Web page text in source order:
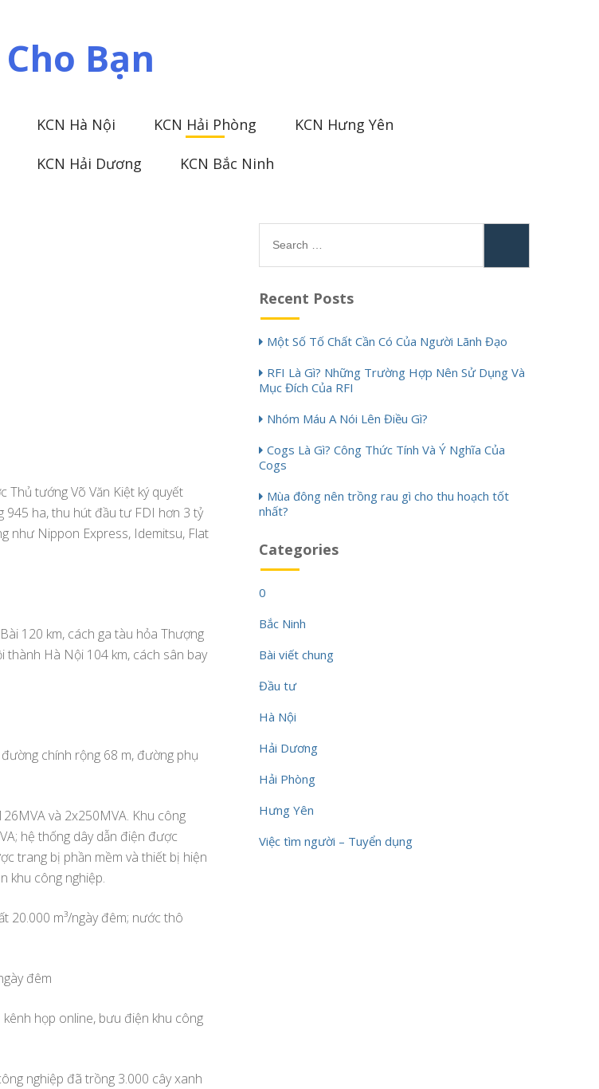
Bạn
KCN Hà Nội KCN Hải Phòng KCN Hưng Yên
KCN Hải Dương KCN Bắc Ninh
Thủ tướng Võ Văn Kiệt ký quyết
945 ha, thu hút đầu tư FDI hơn 3 tỷ
như Nippon Express, Idemitsu, Flat
120 km, cách ga tàu hỏa Thượng
thành Hà Nội 104 km, cách sân bay
chính rộng 68 m, đường phụ
và 2x250MVA. Khu công
hệ thống dây dẫn điện được
trang bị phần mềm và thiết bị hiện
khu công nghiệp.
20.000 m³/ngày đêm; nước thô
đêm
họp online, bưu điện khu công
nghiệp đã trồng 3.000 cây xanh
for:
Recent Posts
Một Số Tố Chất Cần Có Của Người Lãnh Đạo
RFI Là Gì? Những Trường Hợp Nên Sử Dụng Và
Mục Đích Của RFI
Nhóm Máu A Nói Lên Điều Gì?
Cogs Là Gì? Công Thức Tính Và Ý Nghĩa Của
Cogs
Mùa đông nên trồng rau gì cho thu hoạch tốt
nhất?
Categories
0
Bắc Ninh
Bài viết chung
Đầu tư
Hà Nội
Hải Dương
Hải Phòng
Hưng Yên
Việc tìm người – Tuyển dụng